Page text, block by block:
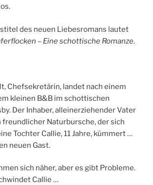
des neuen Liebesromans lautet
– Eine schottische Romanze.
Chefsekretärin, landet nach einem
kleinen B&B im schottischen
Der Inhaber, alleinerziehender Vater
freundlicher Naturbursche, der sich
Tochter Callie, 11 Jahre, kümmert …
neuen Gast.
sich näher, aber es gibt Probleme.
Callie …